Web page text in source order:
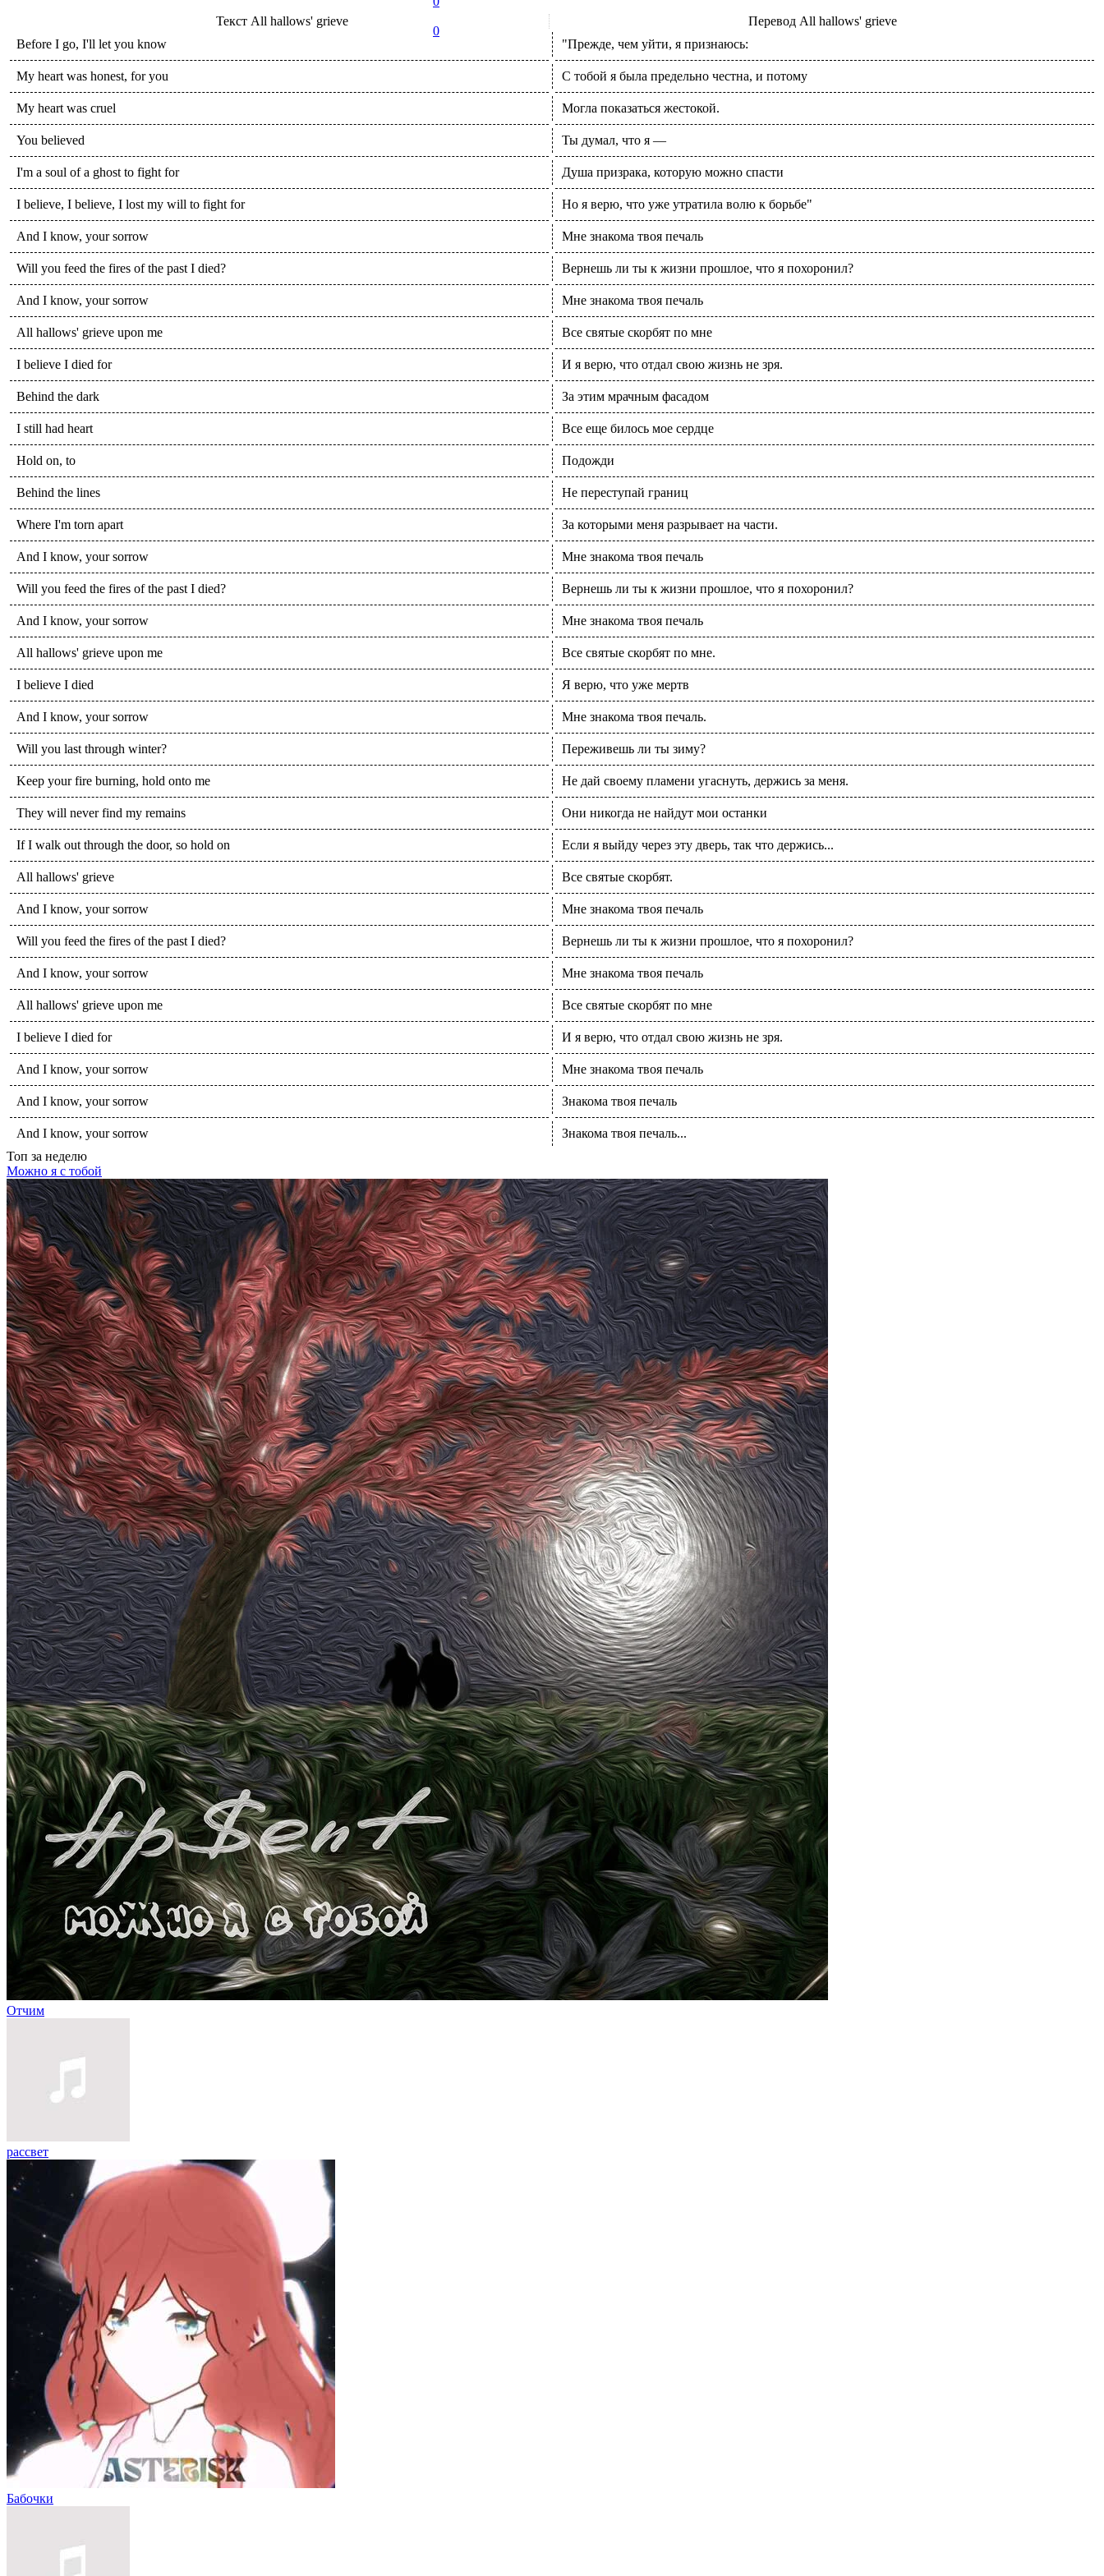
0
ТекстAll hallows' grieve ПереводAll hallows' grieve
Before I go, I'll let you know
My heart was honest, for you
My heart was cruel
You believed
I'm a soul of a ghost to fight for
I believe, I believe, I lost my will to fight for
And I know, your sorrow
Will you feed the fires of the past I died?
And I know, your sorrow
All hallows' grieve upon me
I believe I died for
Behind the dark
I still had heart
Hold on, to
Behind the lines
Where I'm torn apart
And I know, your sorrow
Will you feed the fires of the past I died?
And I know, your sorrow
All hallows' grieve upon me
I believe I died
And I know, your sorrow
Will you last through winter?
Keep your fire burning, hold onto me
They will never find my remains
If I walk out through the door, so hold on
All hallows' grieve
And I know, your sorrow
Will you feed the fires of the past I died?
And I know, your sorrow
All hallows' grieve upon me
I believe I died for
And I know, your sorrow
And I know, your sorrow
And I know, your sorrow
"Прежде, чем уйти, я признаюсь:
С тобой я была предельно честна, и потому
Могла показаться жестокой.
Ты думал, что я —
Душа призрака, которую можно спасти
Но я верю, что уже утратила волю к борьбе"
Мне знакома твоя печаль
Вернешь ли ты к жизни прошлое, что я похоронил?
Мне знакома твоя печаль
Все святые скорбят по мне
И я верю, что отдал свою жизнь не зря.
За этим мрачным фасадом
Все еще билось мое сердце
Подожди
Не переступай границ
За которыми меня разрывает на части.
Мне знакома твоя печаль
Вернешь ли ты к жизни прошлое, что я похоронил?
Мне знакома твоя печаль
Все святые скорбят по мне.
Я верю, что уже мертв
Мне знакома твоя печаль.
Переживешь ли ты зиму?
Не дай своему пламени угаснуть, держись за меня.
Они никогда не найдут мои останки
Если я выйду через эту дверь, так что держись...
Все святые скорбят.
Мне знакома твоя печаль
Вернешь ли ты к жизни прошлое, что я похоронил?
Мне знакома твоя печаль
Все святые скорбят по мне
И я верю, что отдал свою жизнь не зря.
Мне знакома твоя печаль
Знакома твоя печаль
Знакома твоя печаль...
Топ за неделю
Можно я с тобой
Отчим
рассвет
Бабочки